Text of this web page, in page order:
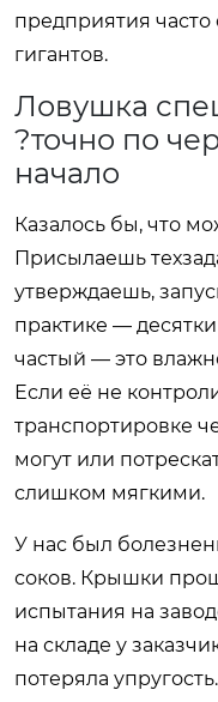
предприятия
гигантов.
Ловушка
?точно по
начало
Казалось бы, что
Присылаешь
утверждаешь,
практике —
частый — это
Если её не
транспортировке
могут или
слишком мягкими.
У нас был
соков. Крышки
испытания на
на складе у
потеряла